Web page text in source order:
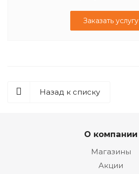
Заказать услугу
Назад к списку
О компании
Магазины
Акции